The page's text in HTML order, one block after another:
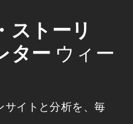
ストーリ
ター ウィー
サイトと分析を、毎